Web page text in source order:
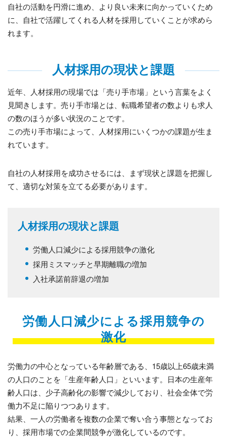
自社の活動を円滑に進め、より良い未来に向かっていくため
に、自社で活躍してくれる人材を採用していくことが求めら
れます。
人材採用の現状と課題
近年、人材採用の現場では「売り手市場」という言葉をよく
見聞きします。売り手市場とは、転職希望者の数よりも求人
の数のほうが多い状況のことです。
この売り手市場によって、人材採用にいくつかの課題が生ま
れています。
自社の人材採用を成功させるには、まず現状と課題を把握し
て、適切な対策を立てる必要があります。
人材採用の現状と課題
労働人口減少による採用競争の激化
採用ミスマッチと早期離職の増加
入社承諾前辞退の増加
労働人口減少による採用競争の
激化
労働力の中心となっている年齢層である、15歳以上65歳未満
の人口のことを「生産年齢人口」といいます。日本の生産年
齢人口は、少子高齢化の影響で減少しており、社会全体で労
働力不足に陥りつつあります。
結果、一人の労働者を複数の企業で奪い合う事態となってお
り、採用市場での企業間競争が激化しているのです。